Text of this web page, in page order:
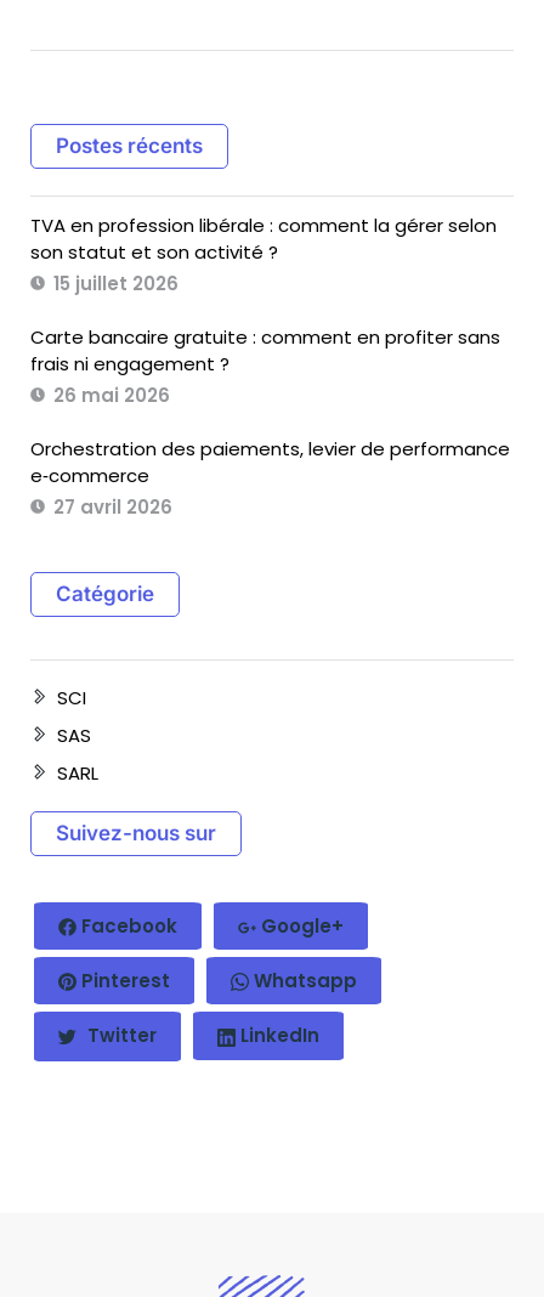
Postes récents
TVA en profession libérale : comment la gérer selon
son statut et son activité ?
15 juillet 2026
Carte bancaire gratuite : comment en profiter sans
frais ni engagement ?
26 mai 2026
Orchestration des paiements, levier de performance
e‑commerce
27 avril 2026
Catégorie
SCI
SAS
SARL
Suivez-nous sur
Facebook Google+
Pinterest Whatsapp
Twitter LinkedIn